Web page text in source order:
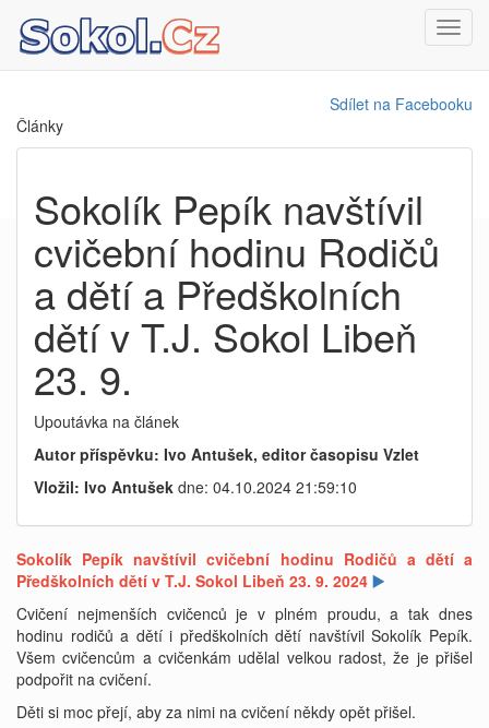
Sdílet na Facebooku
Články
Sokolík Pepík navštívil
cvičební hodinu Rodičů
a dětí a Předškolních
dětí v T.J. Sokol Libeň
23. 9.
Upoutávka na článek
Autor příspěvku: Ivo Antušek, editor časopisu Vzlet
Vložil: Ivo Antušek dne: 04.10.2024 21:59:10
Sokolík Pepík navštívil cvičební hodinu Rodičů a dětí a
Předškolních dětí v T.J. Sokol Libeň 23. 9. 2024 ▶️
Cvičení nejmenších cvičenců je v plném proudu, a tak dnes
hodinu rodičů a dětí i předškolních dětí navštívil Sokolík Pepík.
Všem cvičencům a cvičenkám udělal velkou radost, že je přišel
podpořit na cvičení.
Děti si moc přejí, aby za nimi na cvičení někdy opět přišel.